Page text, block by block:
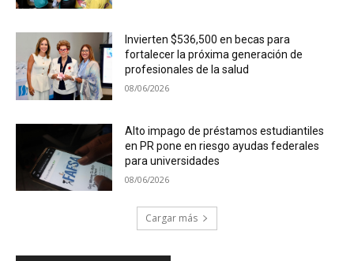
Invierten $536,500 en becas para
fortalecer la próxima generación de
profesionales de la salud
08/06/2026
Alto impago de préstamos estudiantiles
en PR pone en riesgo ayudas federales
para universidades
08/06/2026
Cargar más